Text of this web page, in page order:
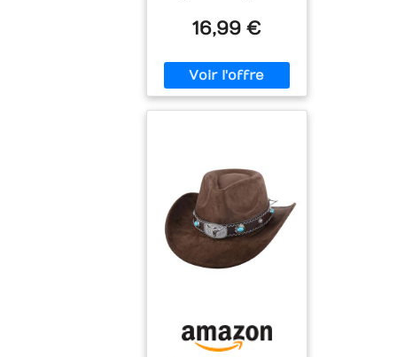
16,99 €